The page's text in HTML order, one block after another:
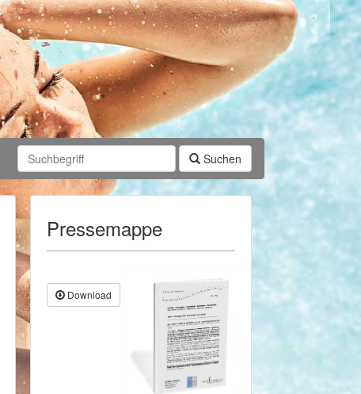
Suchen
Pressemappe
Download